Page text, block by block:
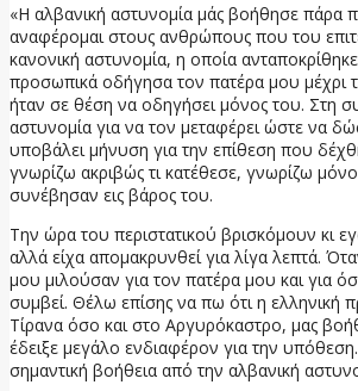
«Η αλβανική αστυνομία μάς βοήθησε πάρα
αναφέρομαι στους ανθρώπους που του
κανονική αστυνομία, η οποία
προσωπικά οδήγησα τον πατέρα μου μέχρι
ήταν σε θέση να οδηγήσει μόνος του. Στη
αστυνομία για να τον μεταφέρει ώστε να
υποβάλει μήνυση για την επίθεση που
γνωρίζω ακριβώς τι κατέθεσε, γνωρίζω
συνέβησαν εις βάρος του.
Την ώρα του περιστατικού βρισκόμουν κι
αλλά είχα απομακρυνθεί για λίγα λεπτά.
μου μιλούσαν για τον πατέρα μου και για
συμβεί. Θέλω επίσης να πω ότι η ελληνική
Τίρανα όσο και στο Αργυρόκαστρο, μας
έδειξε μεγάλο ενδιαφέρον για την
σημαντική βοήθεια από την αλβανική